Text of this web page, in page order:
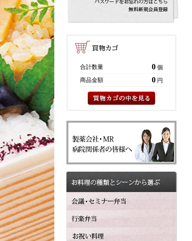
合計数量 0 個
商品金額
0 円